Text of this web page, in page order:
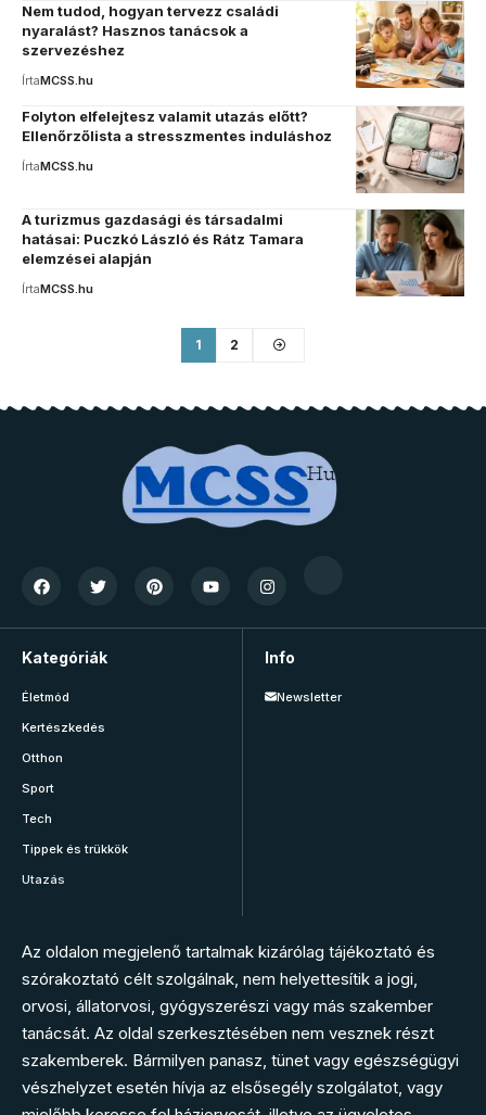
Nem tudod, hogyan tervezz családi
nyaralást? Hasznos tanácsok a
szervezéshez
ÍrtaMCSS.hu
Folyton elfelejtesz valamit utazás előtt?
Ellenőrzőlista a stresszmentes induláshoz
ÍrtaMCSS.hu
A turizmus gazdasági és társadalmi
hatásai: Puczkó László és Rátz Tamara
elemzései alapján
ÍrtaMCSS.hu
1 2
Kategóriák
Életmód
Kertészkedés
Otthon
Sport
Tech
Tippek és trükkök
Utazás
Info
Newsletter
Az oldalon megjelenő tartalmak kizárólag tájékoztató és
szórakoztató célt szolgálnak, nem helyettesítik a jogi,
orvosi, állatorvosi, gyógyszerészi vagy más szakember
tanácsát. Az oldal szerkesztésében nem vesznek részt
szakemberek. Bármilyen panasz, tünet vagy egészségügyi
vészhelyzet esetén hívja az elsősegély szolgálatot, vagy